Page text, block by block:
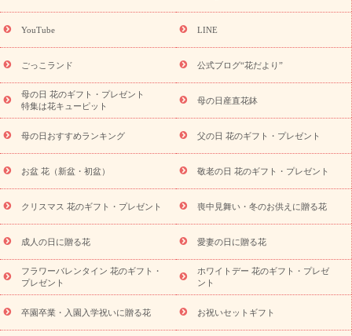
9月の誕生花(リンドウ)
ら探す
お祝いの花特集 当日配達特急便 お祝い商品一覧
念日
結婚祝い 出産祝い 退院祝い・快気祝い
寿祝い
プチギフト ペットのお祝いフラワー
供え・お悔やみ商品一覧
お供え・お悔やみの花
四十九日法要以
降に贈る花
通夜・葬儀に贈る花
お供え お花とセットギフト
お供え プリザーブドフラワー
ペットのお供えフラワー
お盆（新
盆・初盆）
その他 お祝い返し お見舞い
お取り寄せギフト
ビジネス用
ご自宅用 観葉植物 ミディ胡蝶蘭
プリザーブ
ドフラワー
スタイルから探す アレンジメント 花束
スタ
ンド花
お祝い お供え・お悔やみ 胡蝶蘭 胡蝶蘭・花鉢
ディ胡蝶蘭・お祝い
ミディ胡蝶蘭・お供え
世界初の青色胡蝶蘭
観葉植物
観葉植物 産直多肉植物
プリザーブドフラワー
お祝い
お供え・お悔やみ 花とセットギフト
セミオーダー
プチギフト（hanamore -ハナモア-）
花とみどりのeギフト
キューピットのeGfit
カラー ピンク イエローオレンジ
レッ
YouTube LINE
ごっこランド 公式ブログ“花だより”
母の日 花のギフト・プレゼント
特集は花キューピット
母の日産直花鉢
母の日おすすめランキング 父の日 花のギフト・プレゼント
お盆 花（新盆・初盆） 敬老の日 花のギフト・プレゼント
クリスマス 花のギフト・プレゼント 喪中見舞い・冬のお供えに贈る花
成人の日に贈る花 愛妻の日に贈る花
フラワーバレンタイン 花のギフト・
プレゼント
ホワイトデー 花のギフト・プレゼ
ント
卒園卒業・入園入学祝いに贈る花 お祝いセットギフト